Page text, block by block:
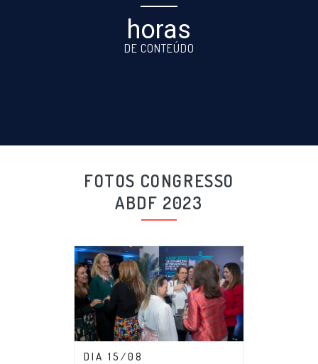
horas
DE CONTEÚDO
FOTOS CONGRESSO
ABDF 2023
DIA 15/08
CONGRESSO ABDF 2023